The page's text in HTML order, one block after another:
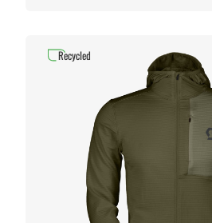
Recycled